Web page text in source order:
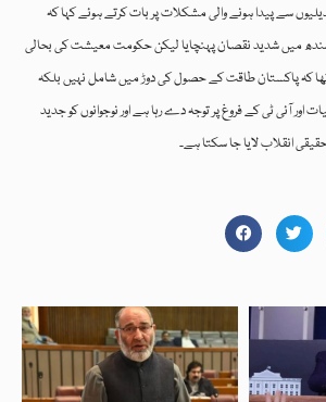
سے پیدا ہونے والی مشکلات پر بات کرتے ہوئے کہا کہ
سندھ میں شدید نقصان پہنچایا لیکن حکومت معیشت کی بحالی
کہ پاکستان طاقت کے حصول کی دوڑ میں شامل نہیں بلکہ
اور آئی ٹی کے فروغ پر توجہ دے رہا ہے اور نوجوانوں کو جدید
انقلاب لایا جا سکتا ہے۔